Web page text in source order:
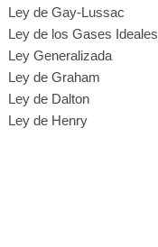
Ley de Gay-Lussac
Ley de los Gases Ideales
Ley Generalizada
Ley de Graham
Ley de Dalton
Ley de Henry